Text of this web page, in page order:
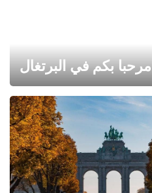
مرحبا بكم في البرتغال